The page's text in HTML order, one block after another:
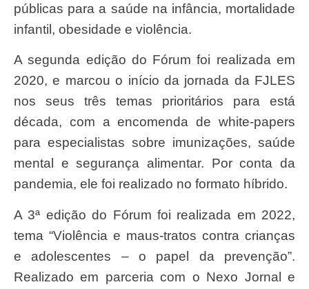
públicas para a saúde na infância, mortalidade
infantil, obesidade e violência.
A segunda edição do Fórum foi realizada em
2020, e marcou o início da jornada da FJLES
nos seus três temas prioritários para está
década, com a encomenda de white-papers
para especialistas sobre imunizações, saúde
mental e segurança alimentar. Por conta da
pandemia, ele foi realizado no formato híbrido.
A 3ª edição do Fórum foi realizada em 2022,
tema “Violência e maus-tratos contra crianças
e adolescentes – o papel da prevenção”.
Realizado em parceria com o Nexo Jornal e